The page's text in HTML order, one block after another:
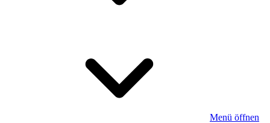
Menü öffnen